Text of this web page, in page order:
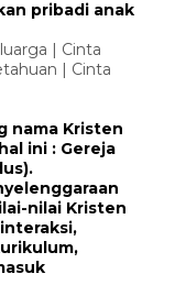
pribadi anak
| Cinta
| Cinta
nama Kristen
ini : Gereja
nilai Kristen